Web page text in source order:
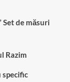
Set de măsuri
Razim
specific